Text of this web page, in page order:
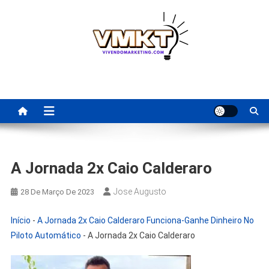
Para Revenda | Vivendo
Marketing
A Jornada 2x Caio Calderaro
28 De Março De 2023 Jose Augusto
Início - A Jornada 2x Caio Calderaro Funciona-Ganhe Dinheiro No
Piloto Automático - A Jornada 2x Caio Calderaro